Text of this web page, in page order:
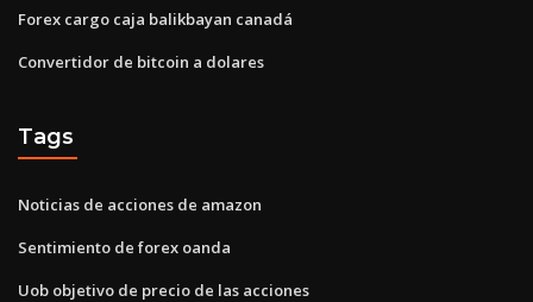
Forex cargo caja balikbayan canadá
Convertidor de bitcoin a dolares
Tags
Noticias de acciones de amazon
Sentimiento de forex oanda
Uob objetivo de precio de las acciones